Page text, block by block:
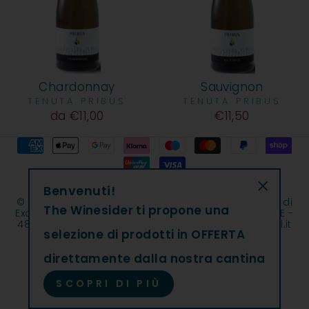
Chardonnay
TENUTA PRIBUS
da €11,00
Sauvignon
TENUTA PRIBUS
€11,50
© 2026 The Winesider | The Winesider è un marchio di
Excantia Srl | Cap. Soc. int. vers. € 930.294,51 | REA GE -
482027| C.F. e P.IVA 11108030013 | excantia@legalmail.it
Benvenuti!
The Winesider ti propone una
selezione di prodotti in OFFERTA
direttamente dalla nostra cantina
SCOPRI DI PIÙ
"Chiudi"